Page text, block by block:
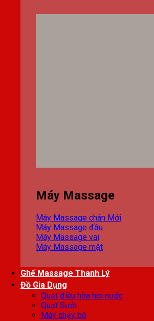
Máy Massage
Máy Massage chân
Máy Massage đầu
Máy Massage vai
Máy Massage mặt
Ghế Massage Thanh Lý
Đồ Gia Dụng
Quạt điều hòa hơi nước
Quạt Sưởi
Máy chạy bộ